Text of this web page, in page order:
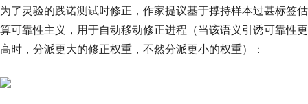
为了灵验的践诺测试时修正，作家提议基于撑持样本过甚标签估
算可靠性主义，用于自动移动修正进程（当该语义引诱可靠性更
高时，分派更大的修正权重，不然分派更小的权重）：